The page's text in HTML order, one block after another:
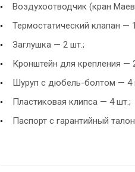
Воздухоотводчик (кран
Термостатический клапан —
Заглушка — 2 шт.;
Кронштейн для крепления —
Шуруп с дюбель-болтом — 4
Пластиковая клипса — 4 шт.;
Паспорт с гарантийный